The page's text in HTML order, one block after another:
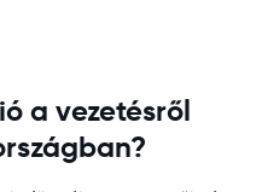
a vezetésről